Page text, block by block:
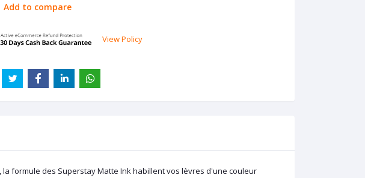
Add to compare
View Policy
formule des Superstay Matte Ink habillent vos lèvres d'une couleur